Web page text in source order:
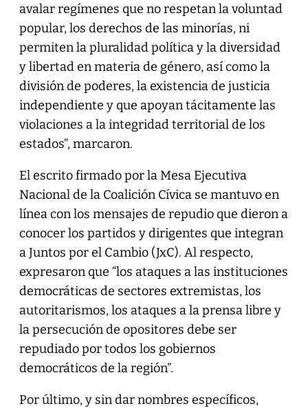
avalar regímenes que no respetan la voluntad
popular, los derechos de las minorías, ni
permiten la pluralidad política y la diversidad
y libertad en materia de género, así como la
división de poderes, la existencia de justicia
independiente y que apoyan tácitamente las
violaciones a la integridad territorial de los
estados”, marcaron.
El escrito firmado por la Mesa Ejecutiva
Nacional de la Coalición Cívica se mantuvo en
línea con los mensajes de repudio que dieron a
conocer los partidos y dirigentes que integran
a Juntos por el Cambio (JxC). Al respecto,
expresaron que “los ataques a las instituciones
democráticas de sectores extremistas, los
autoritarismos, los ataques a la prensa libre y
la persecución de opositores debe ser
repudiado por todos los gobiernos
democráticos de la región”.
Por último, y sin dar nombres específicos,